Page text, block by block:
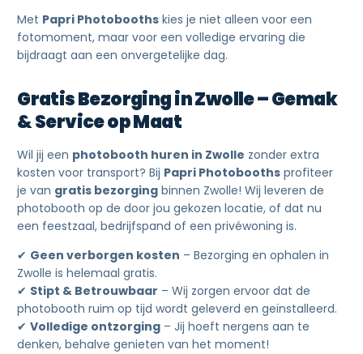
Met Papri Photobooths kies je niet alleen voor een
fotomoment, maar voor een volledige ervaring die
bijdraagt aan een onvergetelijke dag.
Gratis Bezorging in Zwolle – Gemak
& Service op Maat
Wil jij een photobooth huren in Zwolle zonder extra
kosten voor transport? Bij Papri Photobooths profiteer
je van gratis bezorging binnen Zwolle! Wij leveren de
photobooth op de door jou gekozen locatie, of dat nu
een feestzaal, bedrijfspand of een privéwoning is.
✔ Geen verborgen kosten – Bezorging en ophalen in
Zwolle is helemaal gratis.
✔ Stipt & Betrouwbaar – Wij zorgen ervoor dat de
photobooth ruim op tijd wordt geleverd en geïnstalleerd.
✔Volledige ontzorging – Jij hoeft nergens aan te
denken, behalve genieten van het moment!